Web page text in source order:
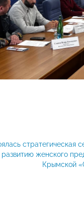
стратегическая
развитию женского
Крымской